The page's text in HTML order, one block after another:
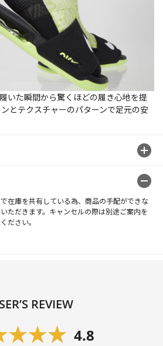
いた瞬間から驚くほどの履き心地を提
とテクスチャーのパターンで足元の安
在庫を共有している為、商品の手配ができな
ただきます。キャンセルの際は別途ご案内を
ださい。
REVIEW
4.8